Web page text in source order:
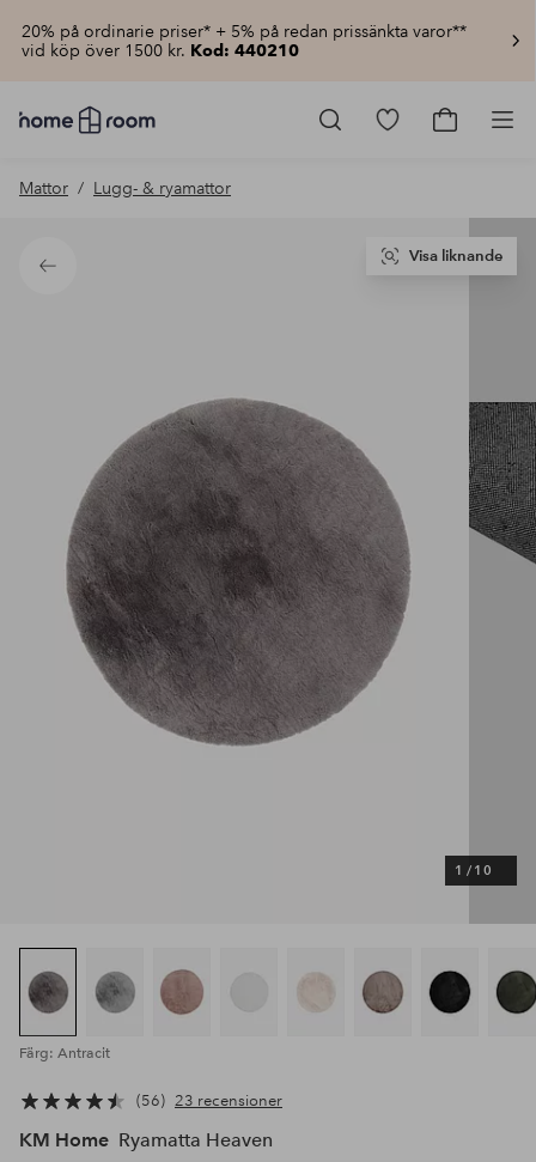
20% på ordinarie priser* + 5% på redan prissänkta varor**
vid köp över 1500 kr. Kod: 440210
Homeroom
–
hemmet
pris
Gå
Gå
Mattor Lugg- & ryamattor
Tillbaka
1 / 10
Visa liknande
Färg: Antracit
56 23 recensioner
KM Home Ryamatta Heaven